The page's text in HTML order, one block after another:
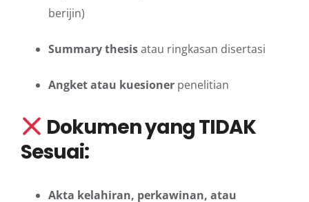
berijin)
Summary thesisatau ringkasan disertasi
Angket atau kuesioner penelitian
Dokumen yang TIDAK
Sesuai:
Akta kelahiran, perkawinan, atau